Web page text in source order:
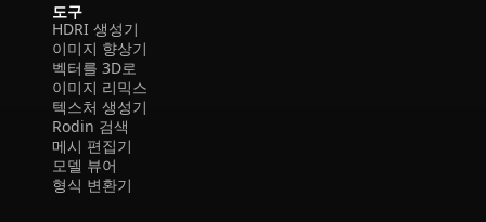
도구
HDRI 생성기
이미지 향상기
벡터를 3D로
이미지 리믹스
텍스처 생성기
Rodin 검색
메시 편집기
모델 뷰어
형식 변환기